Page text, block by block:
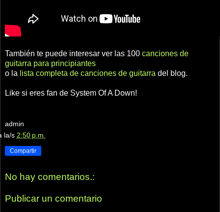
También te puede interesar ver las 100 canciones de
guitarra para principiantes
o la lista completa de canciones de guitarra del blog.
Like si eres fan de System Of A Down!
admin
la/s 2:50 p.m.
Compartir
No hay comentarios.:
Publicar un comentario